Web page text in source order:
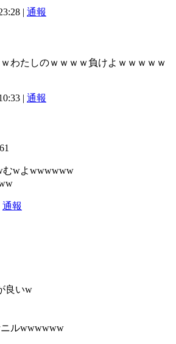
| 通報
わたしのｗｗｗｗ負けよｗｗｗｗｗ
| 通報
むwよwwwwww
通報
良いw
ルwwwwww